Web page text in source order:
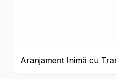
Aranjament Inimă cu
și Ciocolată Ferrero